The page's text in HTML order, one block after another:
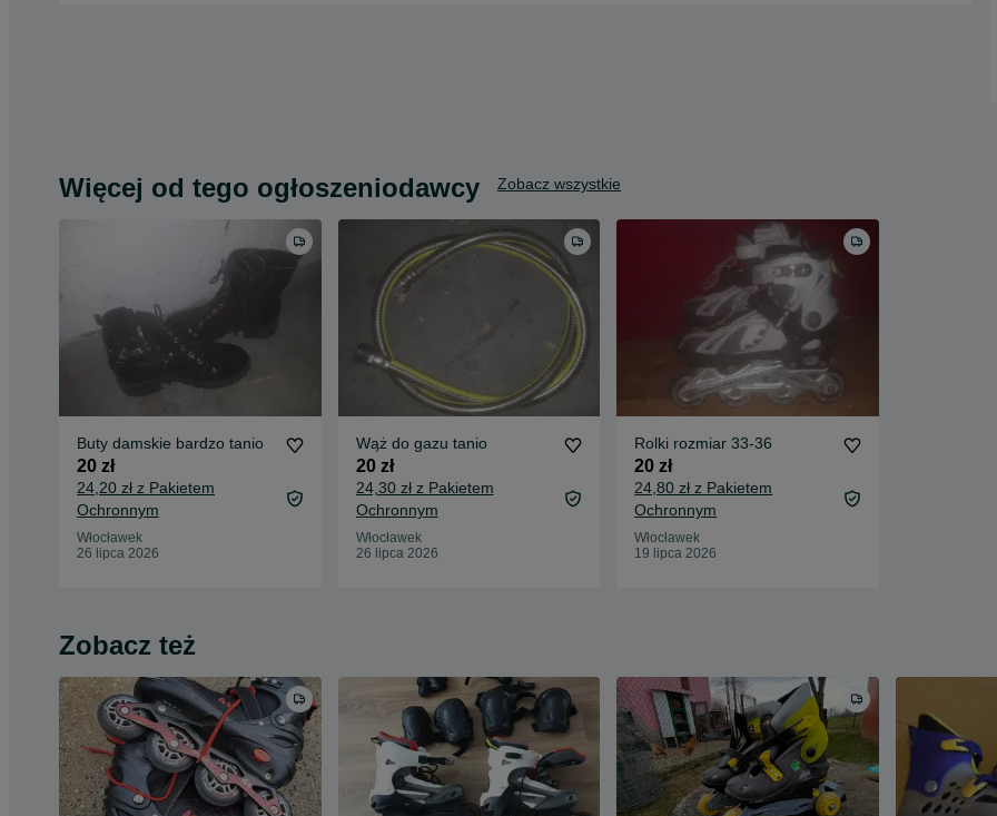
Więcej od tego ogłoszeniodawcy Zobacz wszystkie
Buty damskie bardzo tanio
20 zł
24,20 zł z Pakietem
Ochronnym
Włocławek
26 lipca 2026
Wąż do gazu tanio
20 zł
24,30 zł z Pakietem
Ochronnym
Włocławek
26 lipca 2026
Rolki rozmiar 33-36
20 zł
24,80 zł z Pakietem
Ochronnym
Włocławek
19 lipca 2026
Zobacz też